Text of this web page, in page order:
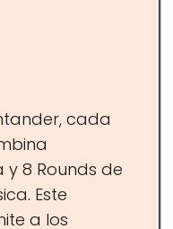
cada
8 Rounds de
Este
a los